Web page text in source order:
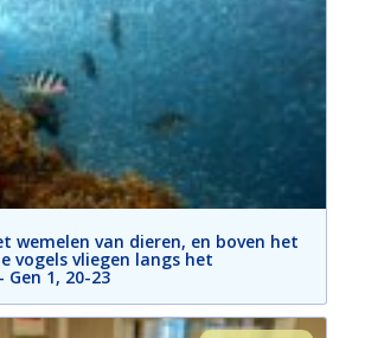
wemelen van dieren, en boven het
vogels vliegen langs het
1, 20-23